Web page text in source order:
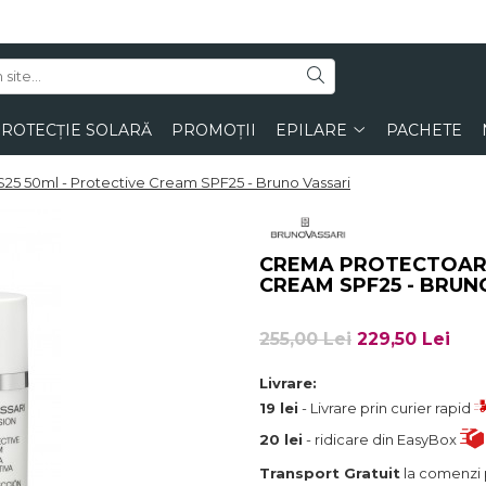
SOLARĂ PROMOȚII EPILARE PACHETE
50ml - Protective Cream SPF25 - Bruno Vassari
CREMA
CREAM SPF25 -
255,00 Lei 229,50 Lei
Livrare:
19 lei - Livrare prin curier rapid
20 lei - ridicare din EasyBox
Transport Gratuit la comenzi